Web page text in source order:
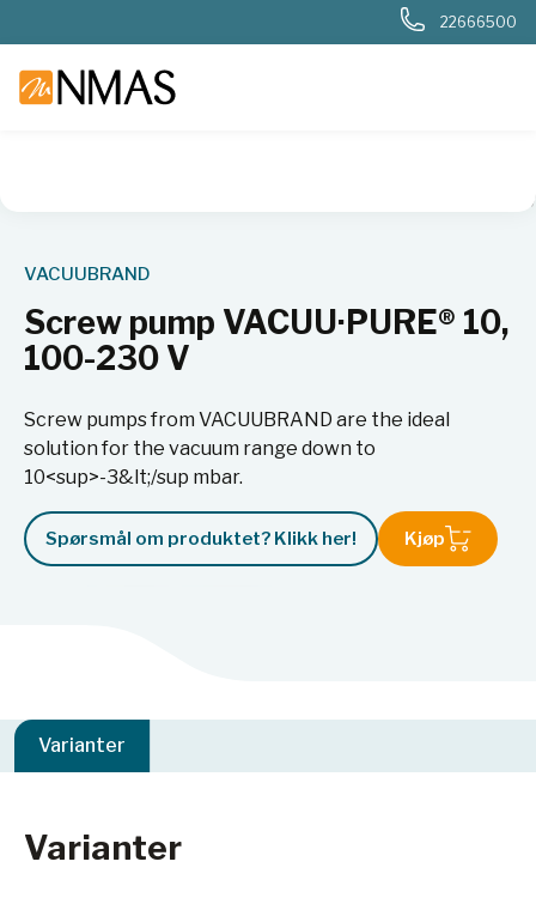
22666500
VACUUBRAND
Screw pump VACUU·PURE® 10,
100-230 V
Screw pumps from VACUUBRAND are the ideal
solution for the vacuum range down to
10<sup>-3&lt;/sup mbar.
Spørsmål om produktet? Klikk her! Kjøp
Varianter
Varianter